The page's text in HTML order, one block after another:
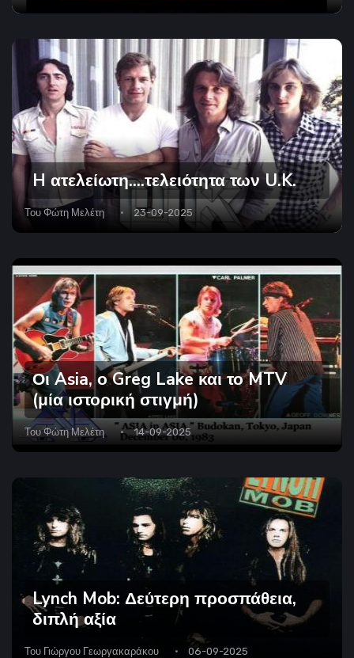
H ατελείωτη....τελειότητα των U.K.
Του Φώτη Μελέτη 23-09-2025
Οι Asia, ο Greg Lake και το MTV
(μία ιστορική στιγμή)
ΤουΦώτη Μελέτη 14-09-2025
Lynch Mob: Δεύτερη προσπάθεια,
διπλή αξία
Του Γιώργου Γεωργακαράκου 06-09-2025